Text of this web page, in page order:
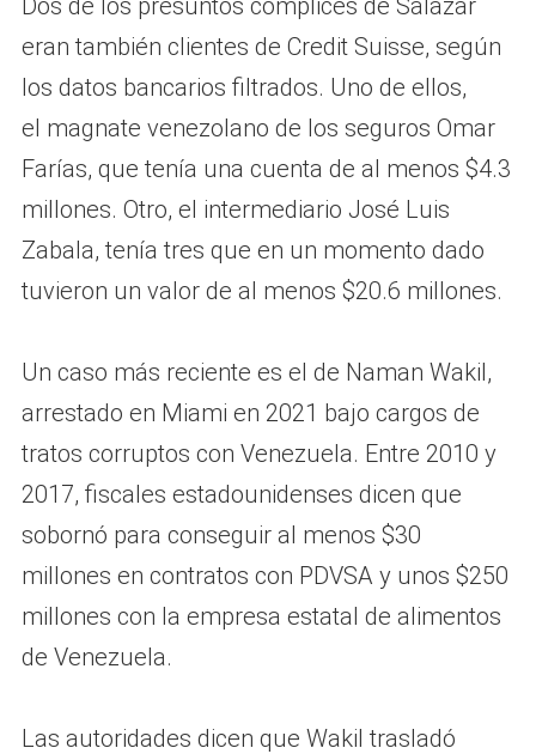
eran también clientes de Credit Suisse, según
los datos bancarios filtrados. Uno de ellos,
el magnate venezolano de los seguros Omar
Farías, que tenía una cuenta de al menos $4.3
millones. Otro, el intermediario José Luis
Zabala, tenía tres que en un momento dado
tuvieron un valor de al menos $20.6 millones.
Un caso más reciente es el de Naman Wakil,
arrestado en Miami en 2021 bajo cargos de
tratos corruptos con Venezuela. Entre 2010 y
2017, fiscales estadounidenses dicen que
sobornó para conseguir al menos $30
millones en contratos con PDVSA y unos $250
millones con la empresa estatal de alimentos
de Venezuela.
Las autoridades dicen que Wakil trasladó